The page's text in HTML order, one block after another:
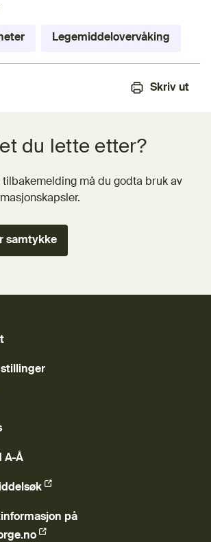
Legemiddelovervåking
Skriv ut
du lette etter?
tilbakemelding må du godta bruk av
samtykke
stillinger
A-Å
på